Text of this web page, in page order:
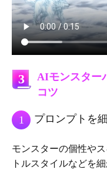
3
AIモンスター
コツ
1 プロンプトを
モンスターの個性や
トルスタイルなどを